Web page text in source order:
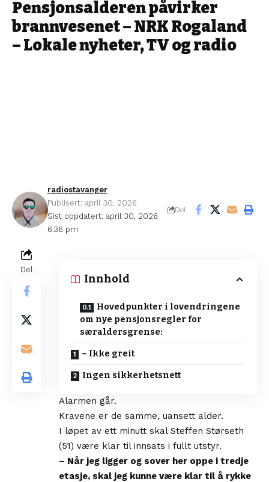
Pensjonsalderen påvirker
brannvesenet – NRK Rogaland
– Lokale nyheter, TV og radio
Sist oppdatert: april 30, 2026
6:36 pm
radiostavanger
Publisert: april 30, 2026
Del
Del
Innhold
Hovedpunkter i lovendringene
om nye pensjonsregler for
særaldersgrense:
– Ikke greit
Ingen sikkerhetsnett
Alarmen går.
Kravene er de samme, uansett alder.
I løpet av ett minutt skal Steffen Størseth
(51) være klar til innsats i fullt utstyr.
– Når jeg ligger og sover her oppe i tredje
etasje, skal jeg kunne være klar til å rykke